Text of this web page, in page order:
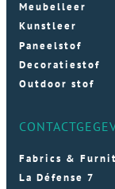
Meubelleer
Kunstleer
Paneelstof
Decoratiestof
Outdoor stof
Fabrics &
La Défense 7